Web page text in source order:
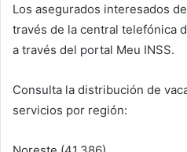
Los asegurados interesados
través de la central telefónica
a través del portal Meu INSS.
Consulta la distribución de
servicios por región: